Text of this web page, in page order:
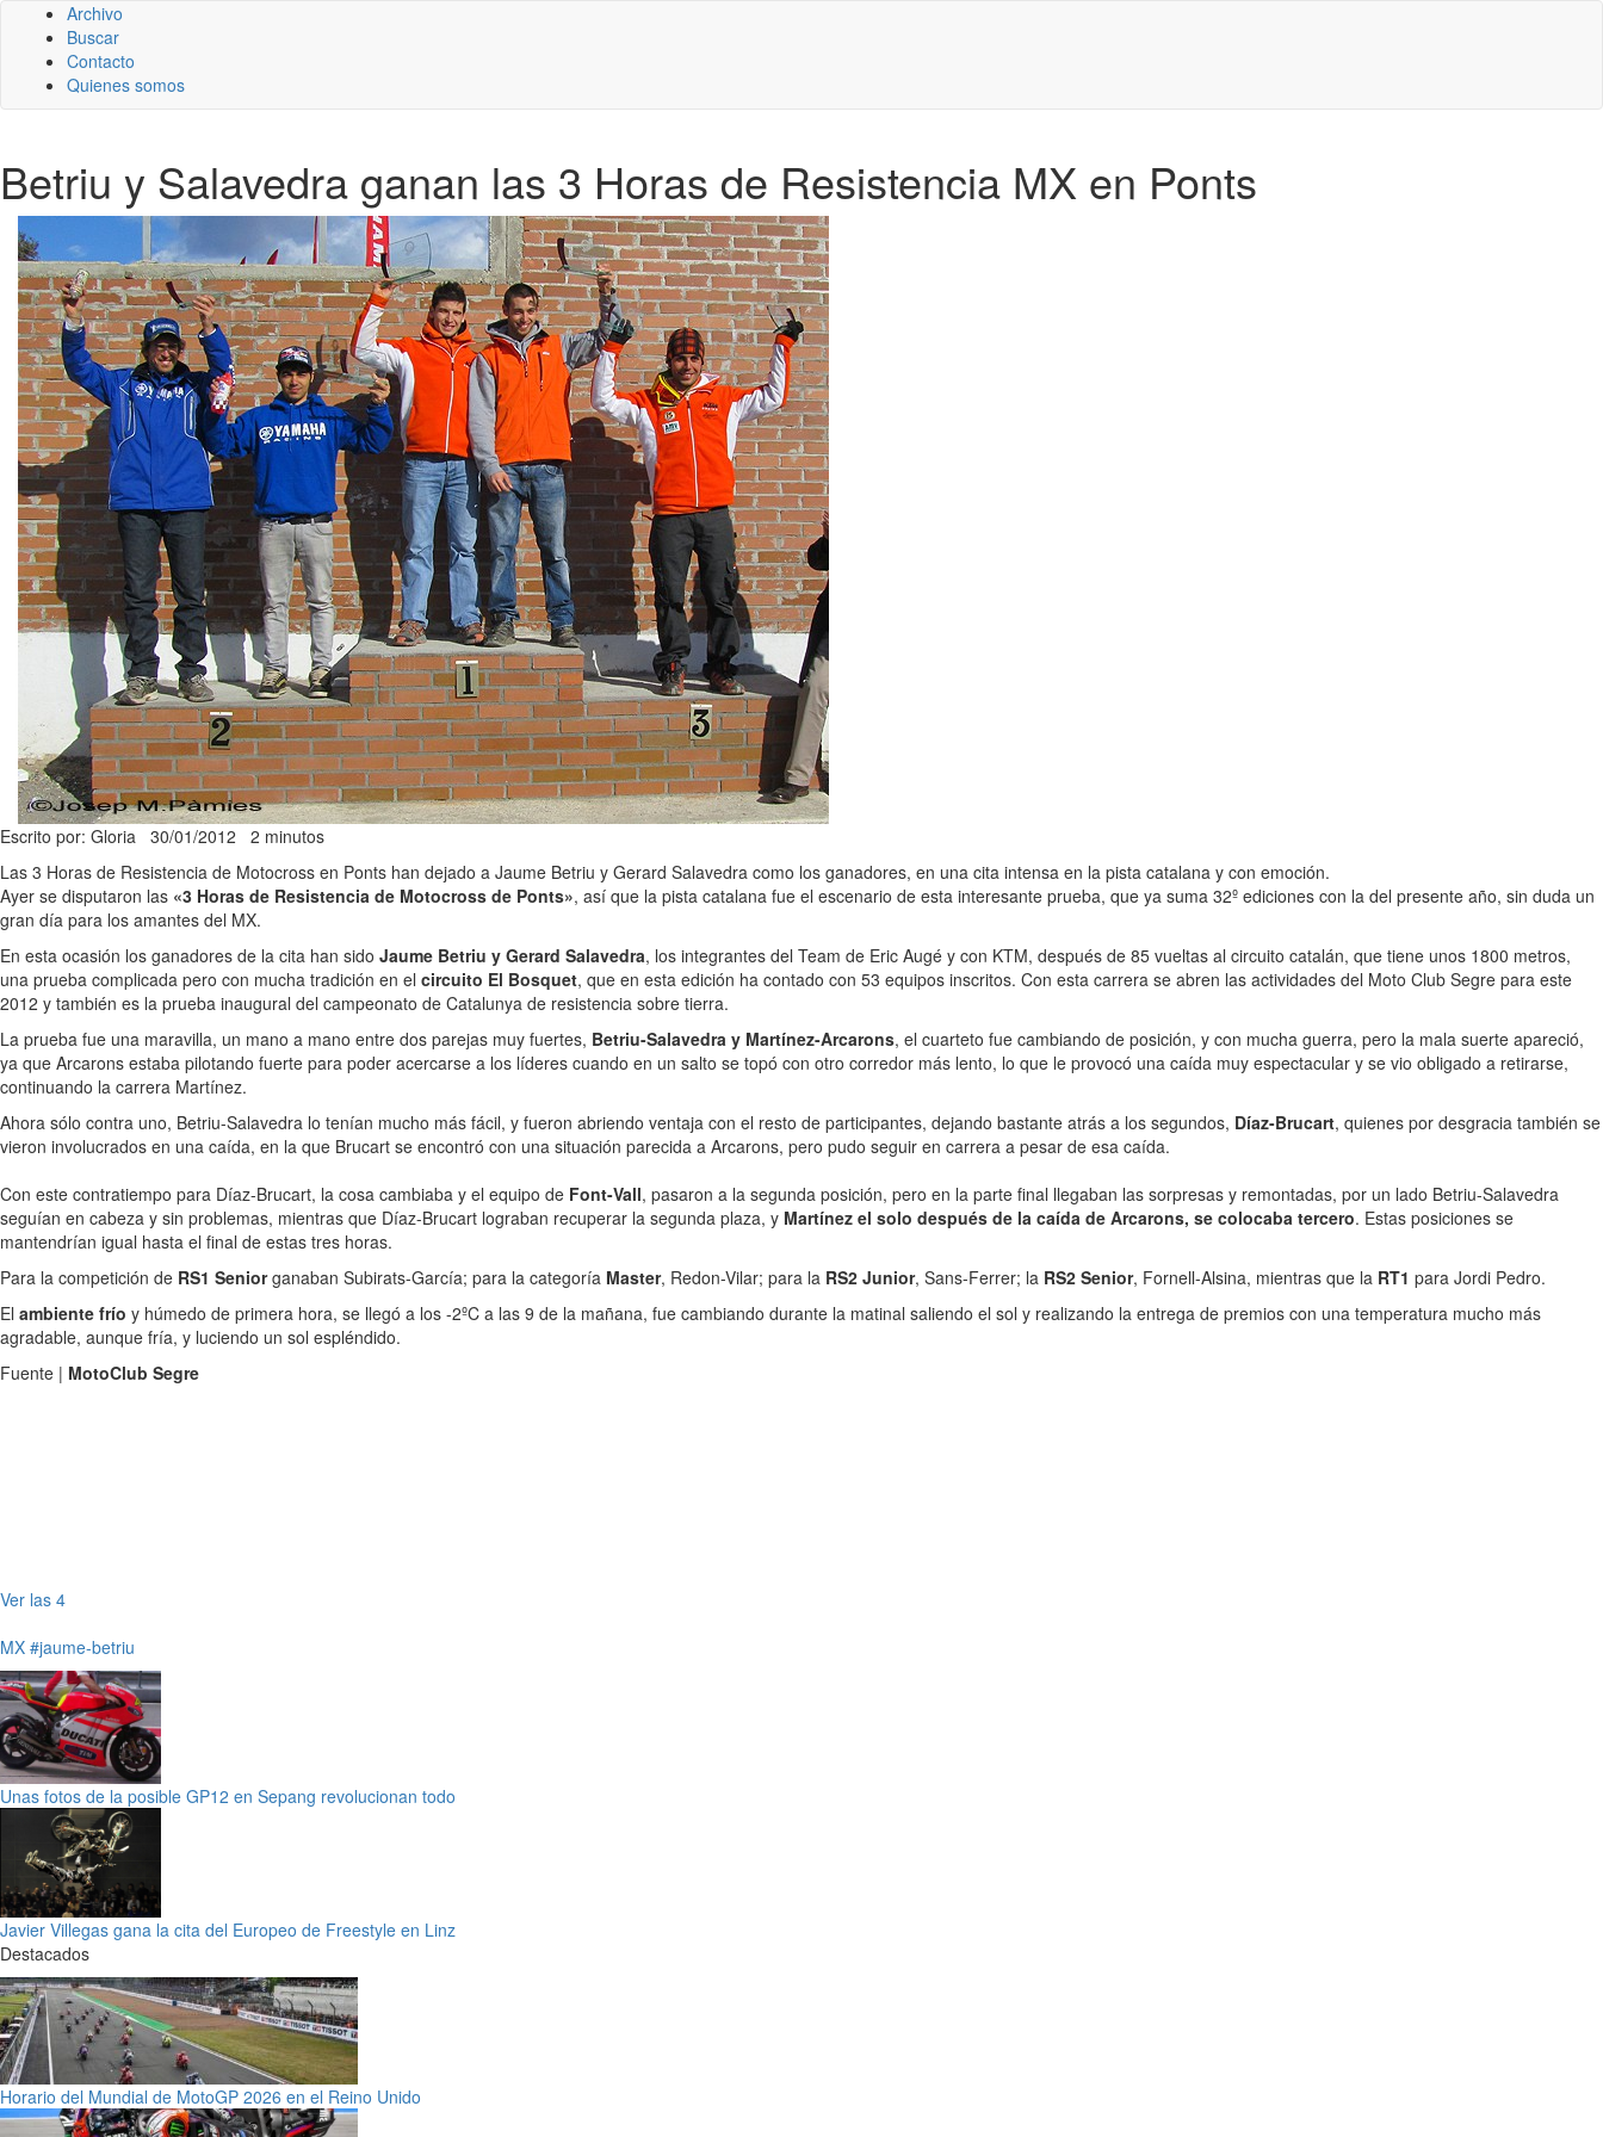
Archivo
Buscar
Contacto
Quienes somos
Betriu y Salavedra ganan las 3 Horas de Resistencia MX en Ponts
Escrito por: Gloria 30/01/2012 2 minutos
Las 3 Horas de Resistencia de Motocross en Ponts han dejado a Jaume Betriu y Gerard Salavedra como los ganadores, en una cita intensa en la pista catalana y con emoción.
Ayer se disputaron las «3 Horas de Resistencia de Motocross de Ponts», así que la pista catalana fue el escenario de esta interesante prueba, que ya suma 32º ediciones con la del presente año, sin duda un
gran día para los amantes del MX.
En esta ocasión los ganadores de la cita han sido Jaume Betriu y Gerard Salavedra, los integrantes del Team de Eric Augé y con KTM, después de 85 vueltas al circuito catalán, que tiene unos 1800 metros,
una prueba complicada pero con mucha tradición en el circuito El Bosquet, que en esta edición ha contado con 53 equipos inscritos. Con esta carrera se abren las actividades del Moto Club Segre para este
2012 y también es la prueba inaugural del campeonato de Catalunya de resistencia sobre tierra.
La prueba fue una maravilla, un mano a mano entre dos parejas muy fuertes, Betriu-Salavedra y Martínez-Arcarons, el cuarteto fue cambiando de posición, y con mucha guerra, pero la mala suerte apareció,
ya que Arcarons estaba pilotando fuerte para poder acercarse a los líderes cuando en un salto se topó con otro corredor más lento, lo que le provocó una caída muy espectacular y se vio obligado a retirarse,
continuando la carrera Martínez.
Ahora sólo contra uno, Betriu-Salavedra lo tenían mucho más fácil, y fueron abriendo ventaja con el resto de participantes, dejando bastante atrás a los segundos, Díaz-Brucart, quienes por desgracia también se
vieron involucrados en una caída, en la que Brucart se encontró con una situación parecida a Arcarons, pero pudo seguir en carrera a pesar de esa caída.
Con este contratiempo para Díaz-Brucart, la cosa cambiaba y el equipo de Font-Vall, pasaron a la segunda posición, pero en la parte final llegaban las sorpresas y remontadas, por un lado Betriu-Salavedra
seguían en cabeza y sin problemas, mientras que Díaz-Brucart lograban recuperar la segunda plaza, y Martínez el solo después de la caída de Arcarons, se colocaba tercero. Estas posiciones se
mantendrían igual hasta el final de estas tres horas.
Para la competición de RS1 Seniorganaban Subirats-García; para la categoría Master, Redon-Vilar; para la RS2 Junior, Sans-Ferrer; la RS2 Senior, Fornell-Alsina, mientras que la RT1 para Jordi Pedro.
El ambiente frío y húmedo de primera hora, se llegó a los -2ºC a las 9 de la mañana, fue cambiando durante la matinal saliendo el sol y realizando la entrega de premios con una temperatura mucho más
agradable, aunque fría, y luciendo un sol espléndido.
Fuente | MotoClub Segre
Ver las 4
MX #jaume-betriu
Unas fotos de la posible GP12 en Sepang revolucionan todo
Javier Villegas gana la cita del Europeo de Freestyle en Linz
Destacados
Horario del Mundial de MotoGP 2026 en el Reino Unido